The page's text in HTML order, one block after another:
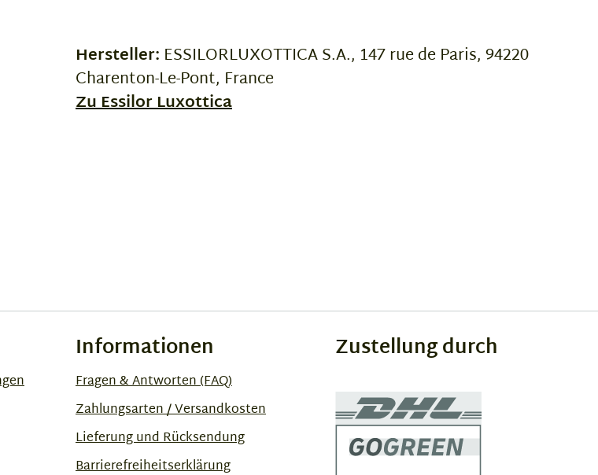
Hersteller: ESSILORLUXOTTICA S.A., 147 rue de Paris, 94220
Charenton-Le-Pont, France
Zu Essilor Luxottica
Informationen
Fragen & Antworten (FAQ)
Zahlungsarten / Versandkosten
Lieferung und Rücksendung
Barrierefreiheitserklärung
Zustellung durch